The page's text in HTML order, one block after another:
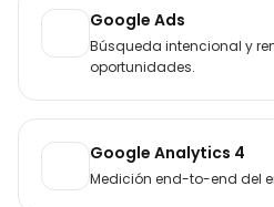
Google Ads
Búsqueda intencional y
oportunidades.
Google Analytics 4
Medición end-to-end del